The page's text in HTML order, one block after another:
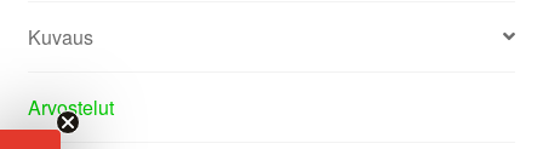
Kuvaus
Arvostelut